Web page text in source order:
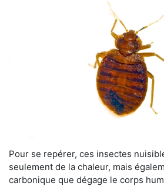
Pour se repérer, ces insectes
seulement de la chaleur, mais
carbonique que dégage le corps